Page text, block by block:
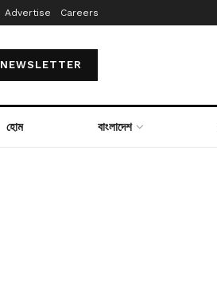
Advertise Careers
NEWSLETTER
হোম বাংলাদেশ